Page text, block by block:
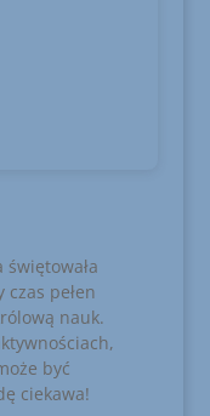
pełen
nauk.
być
ciekawa!